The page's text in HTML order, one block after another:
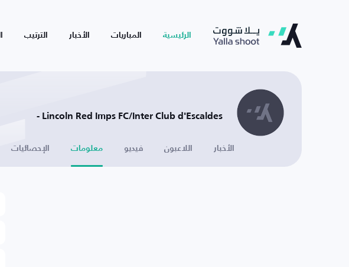
الرئيسية المباريات الأخبار الترتيب
Lincoln Red Imps FC/Inter Club d'Escaldes -
الأخبار اللاعبون فيديو معلومات الإحصائيات